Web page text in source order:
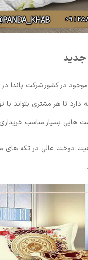
جدید
در کشور شرکت پاندا
دارد تا هر مشتری بتواند
هایی بسیار مناسب
دوخت عالی در تکه های